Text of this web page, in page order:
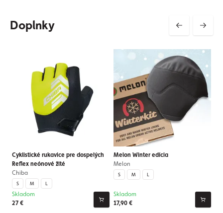
Doplnky
Cyklistické rukavice pre dospelých
Reflex neónové žlté
Chiba
S M L
27 €
Skladom
Melon Winter edícia
Melon
S M L
17,90 €
Skladom